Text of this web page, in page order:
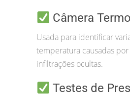
Câmera
Usada para identificar
temperatura causadas
infiltrações ocultas.
Testes de